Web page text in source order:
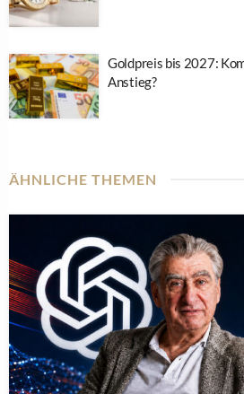
Goldpreis bis 2027:
Anstieg?
ÄHNLICHE THEMEN